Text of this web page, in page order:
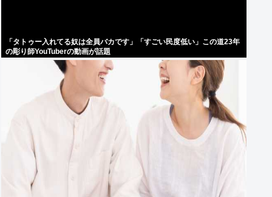
「タトゥー入れてる奴は全員バカです」「すごい民度低い」この道23年
の彫り師YouTuberの動画が話題